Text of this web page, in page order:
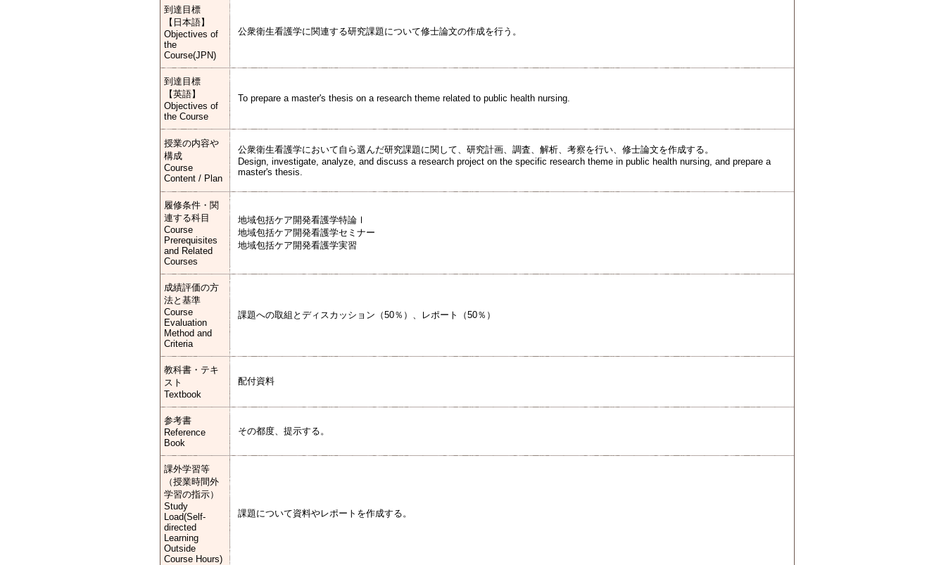
到達目標
【日本語】
Objectives of
the
Course(JPN)
公衆衛生看護学に関連する研究課題について修士論文の作成を行う。
到達目標
【英語】
Objectives of
the Course
To prepare a master's thesis on a research theme related to public health nursing.
授業の内容や
構成
Course
Content / Plan
公衆衛生看護学において自ら選んだ研究課題に関して、研究計画、調査、解析、考察を行い、修士論文を作成する。
Design, investigate, analyze, and discuss a research project on the specific research theme in public health nursing, and prepare a
master's thesis.
履修条件・関
連する科目
Course
Prerequisites
and Related
Courses
地域包括ケア開発看護学特論Ⅰ
地域包括ケア開発看護学セミナー
地域包括ケア開発看護学実習
成績評価の方
法と基準
Course
Evaluation
Method and
Criteria
課題への取組とディスカッション（50％）、レポート（50％）
教科書・テキ
スト
Textbook
配付資料
参考書
Reference
Book
その都度、提示する。
課外学習等
（授業時間外
学習の指示）
Study
Load(Self-
directed
Learning
Outside
Course Hours)
課題について資料やレポートを作成する。